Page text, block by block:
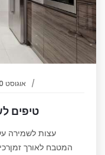
אוגוסט 20, 2020
טיפים
עצות לשמירה
המטבח לאורך